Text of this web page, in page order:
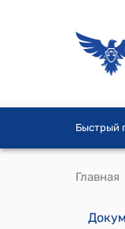
Быстрый
Главная